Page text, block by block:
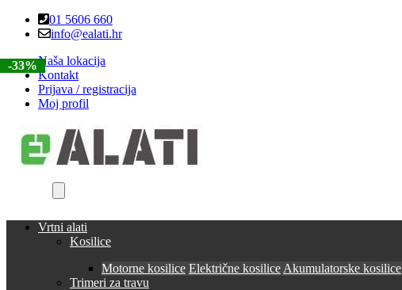
Skip
Skip
01 5606 660
info@ealati.hr
Naša lokacija
Kontakt
Prijava / registracija
Moj profil
Vrtni alati
Kosilice
Motorne kosilice Električne kosilice Akumulatorske kosilice
Trimeri za travu
-30%
-33%